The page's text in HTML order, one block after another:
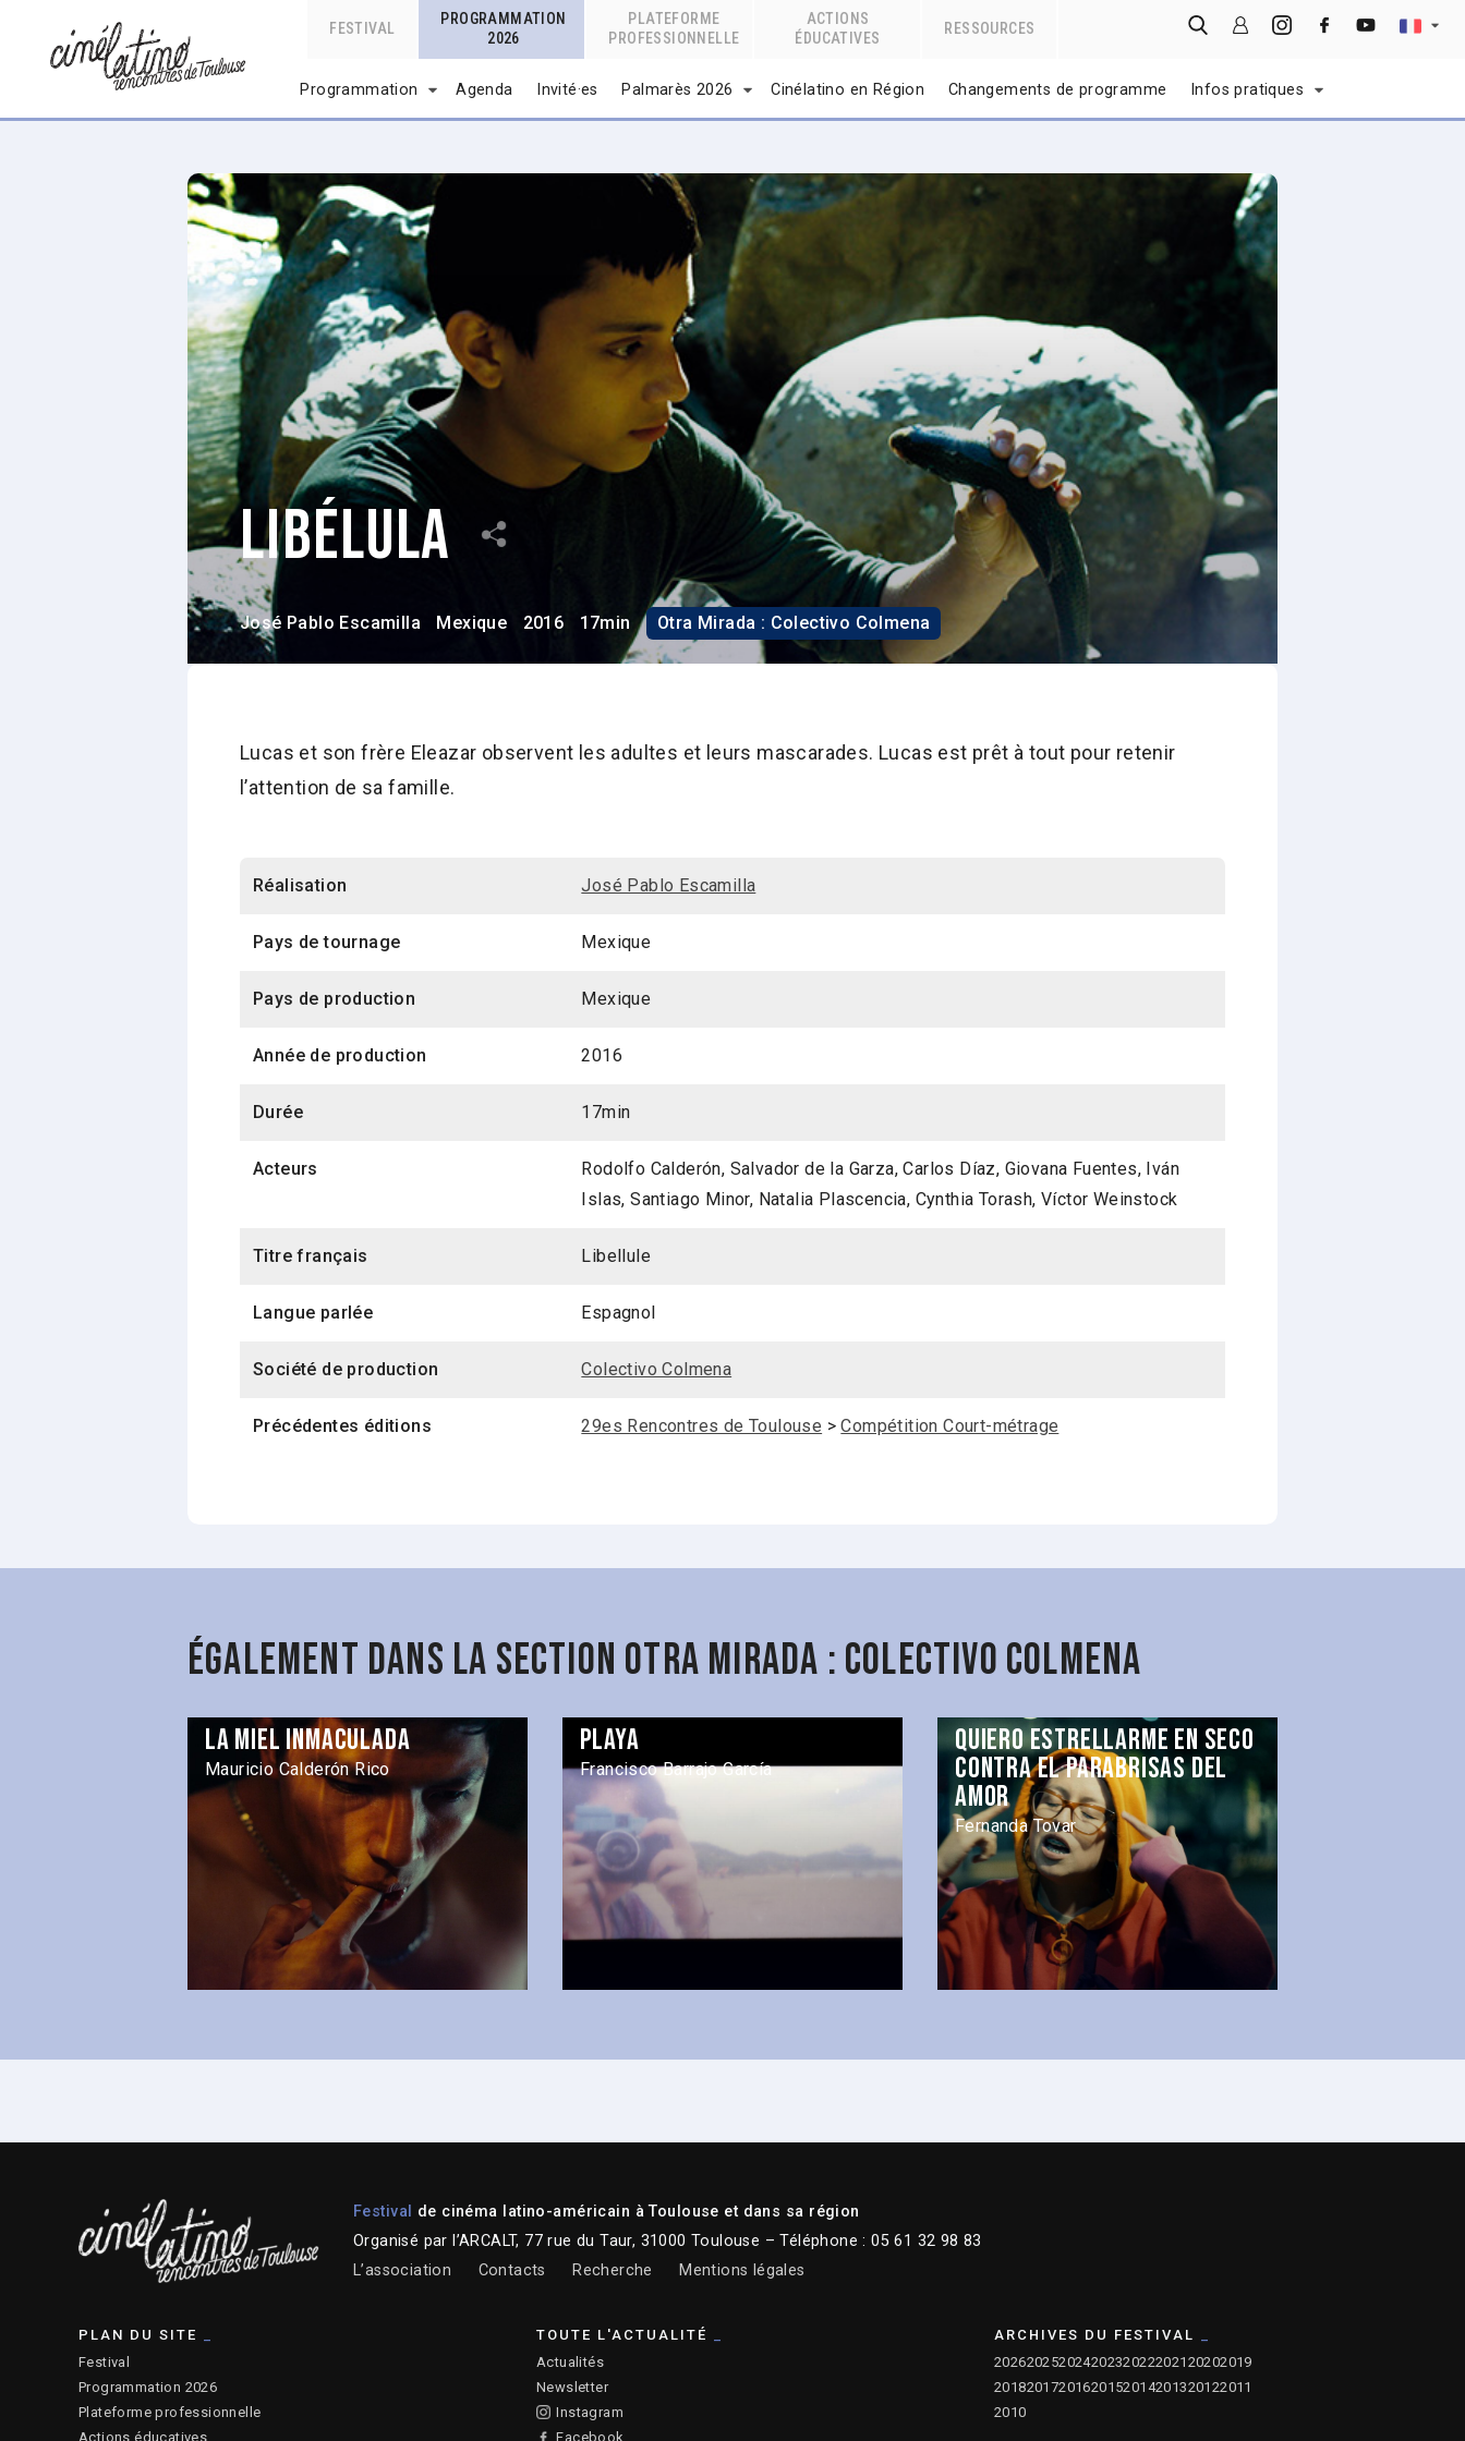
FESTIVAL
PROGRAMMATION
2026
PLATEFORME
PROFESSIONNELLE
ACTIONS
ÉDUCATIVES
RESSOURCES
Programmation Agenda Invité·es Palmarès 2026 Cinélatino en Région Changements de programme Infos pratiques
Libélula
José Pablo Escamilla Mexique 2016 17min Otra Mirada : Colectivo Colmena
Lucas et son frère Eleazar observent les adultes et leurs mascarades. Lucas est prêt à tout pour retenir
l’attention de sa famille.
Réalisation José Pablo Escamilla
Pays de tournage Mexique
Pays de production Mexique
Année de production 2016
Durée 17min
Acteurs
Rodolfo Calderón, Salvador de la Garza, Carlos Díaz, Giovana Fuentes, Iván
Islas, Santiago Minor, Natalia Plascencia, Cynthia Torash, Víctor Weinstock
Titre français Libellule
Langue parlée Espagnol
Société de production Colectivo Colmena
Précédentes éditions 29es Rencontres de Toulouse >Compétition Court-métrage
Également dans la section Otra Mirada : Colectivo Colmena
La miel inmaculada
Mauricio Calderón Rico
Playa
Francisco Barrajo García
Quiero estrellarme en seco
contra el parabrisas del
amor
Fernanda Tovar
Festival de cinéma latino-américain à Toulouse et dans sa région
Organisé par l’ARCALT, 77 rue du Taur, 31000 Toulouse – Téléphone : 05 61 32 98 83
L’association
Contacts Recherche Mentions légales
PLAN DU SITE
Festival
Programmation 2026
Plateforme professionnelle
Actions éducatives
TOUTE L'ACTUALITÉ
Actualités
Newsletter
Instagram
Facebook
ARCHIVES DU FESTIVAL
202620252024202320222021 20202019
20182017201620152014201320122011
2010